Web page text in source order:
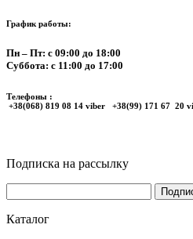
График работы:
Пн – Пт: с 09:00 до 18:00
Суббота: с 11:00 до 17:00
Телефоны :
+38(068) 819 08 14 viber +38(99) 171 67 20
Подписка на рассылку
Каталог